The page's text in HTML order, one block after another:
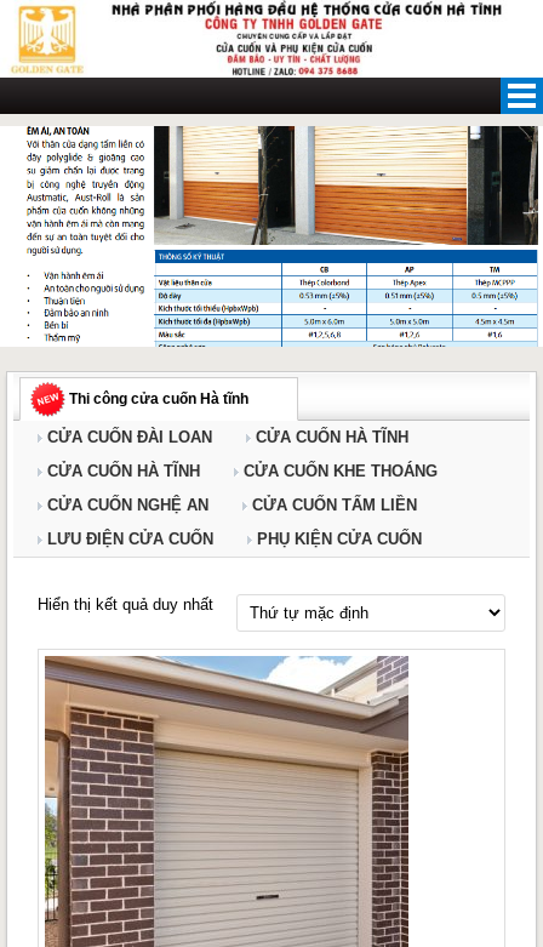
Skip
content
Thi công cửa cuốn Hà tĩnh
CỬA CUỐN ĐÀI LOAN
CỬA CUỐN HÀ TĨNH
CỬA CUỐN HÀ TĨNH
CỬA CUỐN KHE THOÁNG
CỬA CUỐN NGHỆ AN
CỬA CUỐN TẤM LIỀN
LƯU ĐIỆN CỬA CUỐN
PHỤ KIỆN CỬA CUỐN
Hiển thị kết quả duy nhất